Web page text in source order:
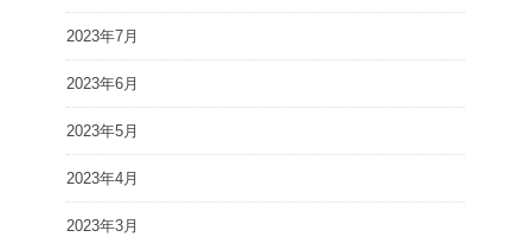
2023年7月
2023年6月
2023年5月
2023年4月
2023年3月